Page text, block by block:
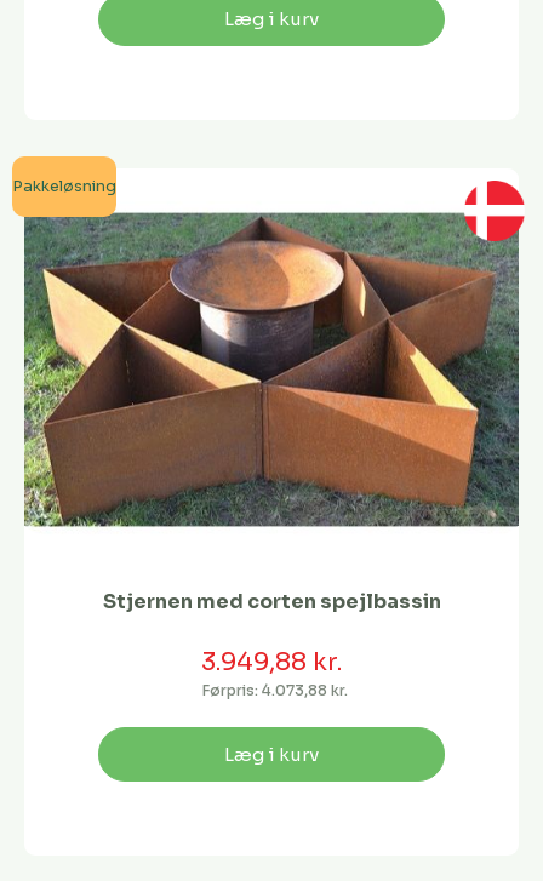
Læg i kurv
Pakkeløsning
Stjernen med corten spejlbassin
3.949,88 kr.
Førpris: 4.073,88 kr.
Læg i kurv